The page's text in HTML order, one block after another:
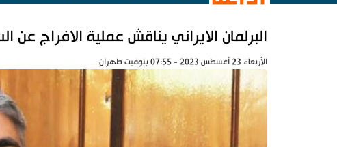
البرلمان الايراني يناقش عملية الافراج عن
الأربعاء 23 أغسطس 2023 - 07:55 بتوقيت طهران